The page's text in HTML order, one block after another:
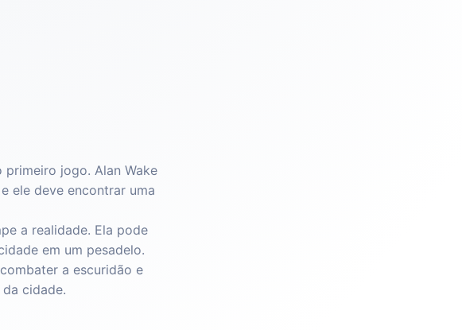
primeiro jogo. Alan Wake
ele deve encontrar uma
a realidade. Ela pode
em um pesadelo.
a escuridão e
cidade.